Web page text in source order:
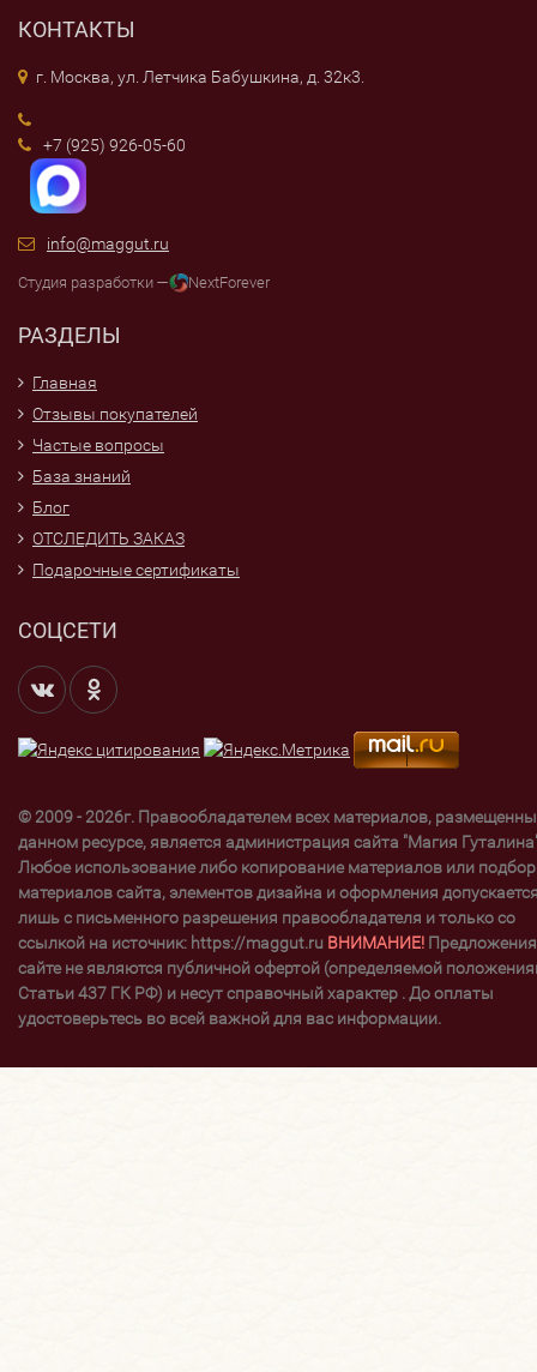
КОНТАКТЫ
г. Москва, ул. Летчика Бабушкина, д. 32к3.
+7 (925) 926-05-60
info@maggut.ru
Студия разработки — NextForever
РАЗДЕЛЫ
Главная
Отзывы покупателей
Частые вопросы
База знаний
Блог
ОТСЛЕДИТЬ ЗАКАЗ
Подарочные сертификаты
СОЦСЕТИ
© 2009 - 2026г. Правообладателем всех материалов,
данном ресурсе, является администрация сайта "Магия
Любое использование либо копирование материалов или
материалов сайта, элементов дизайна и оформления
лишь с письменного разрешения правообладателя и только со
ссылкой на источник: https://maggut.ru ВНИМАНИЕ!
сайте не являются публичной офертой (определяемой
Статьи 437 ГК РФ) и несут справочный характер . До оплаты
удостоверьтесь во всей важной для вас информации.